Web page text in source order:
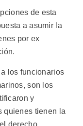
de esta
a asumir la
por ex
los funcionarios
son los
y
quienes tienen la
derecho